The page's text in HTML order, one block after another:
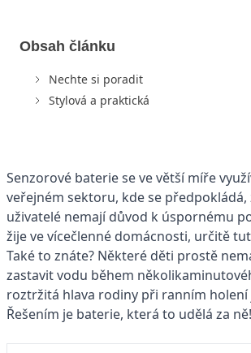
Obsah článku
Nechte si poradit
Stylová a praktická
Senzorové baterie se ve větší míře
veřejném sektoru, kde se předpokládá,
uživatelé nemají důvod k úspornému
žije ve vícečlenné domácnosti, určitě
Také to znáte? Některé děti prostě
zastavit vodu během
roztržitá hlava rodiny při ranním holení
Řešením je baterie, která to udělá za ně!